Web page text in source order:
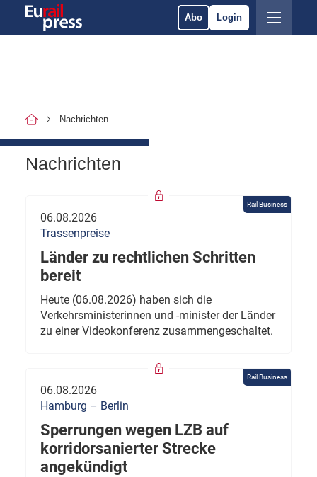
Abo Login
Nachrichten
Nachrichten
Rail Business
06.08.2026
Trassenpreise
Länder zu rechtlichen Schritten
bereit
Heute (06.08.2026) haben sich die
Verkehrsministerinnen und -minister der Länder
zu einer Videokonferenz zusammengeschaltet.
Rail Business
06.08.2026
Hamburg – Berlin
Sperrungen wegen LZB auf
korridorsanierter Strecke
angekündigt